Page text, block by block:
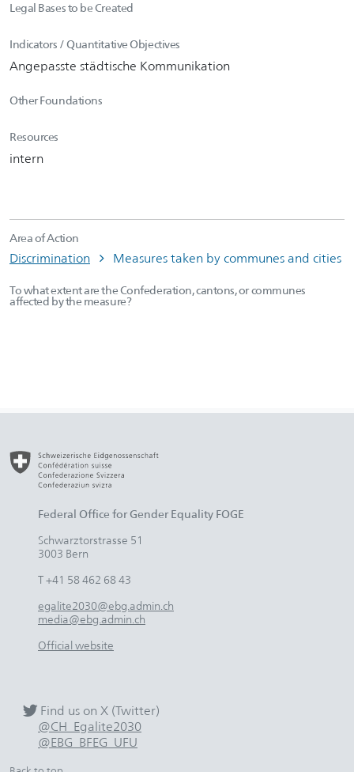
Legal Bases to be Created
Indicators / Quantitative Objectives
Angepasste städtische Kommunikation
Other Foundations
Resources
intern
Area of Action
Discrimination Measures taken by communes and cities
To what extent are the Confederation, cantons, or communes
affected by the measure?
Federal Office for Gender Equality FOGE
Schwarztorstrasse 51
3003 Bern
T +41 58 462 68 43
egalite2030@ebg.admin.ch
media@ebg.admin.ch
Official website
Find us on X (Twitter)
@CH_Egalite2030
@EBG_BFEG_UFU